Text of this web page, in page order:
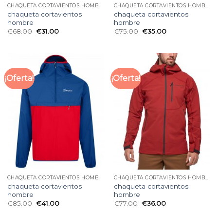
CHAQUETA CORTAVIENTOS HOMBRE
chaqueta cortavientos
hombre
€68.00 €31.00
CHAQUETA CORTAVIENTOS HOMBRE
chaqueta cortavientos
hombre
€75.00 €35.00
¡Oferta!
CHAQUETA CORTAVIENTOS HOMBRE
chaqueta cortavientos
hombre
€85.00 €41.00
¡Oferta!
CHAQUETA CORTAVIENTOS HOMBRE
chaqueta cortavientos
hombre
€77.00 €36.00